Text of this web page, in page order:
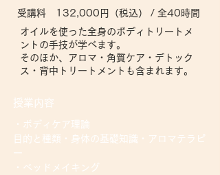
受講料 132,000円（税込） / 全40時間
オイルを使った全身のボディトリートメ
ントの手技が学べます。
​そのほか、アロマ・角質ケア・デトック
ス・背中トリートメントも含まれます。​
授業内容
・ボディケア理論
目的と種類・身体の基礎知識・アロマテラピ
ー
・ベッドメイキング